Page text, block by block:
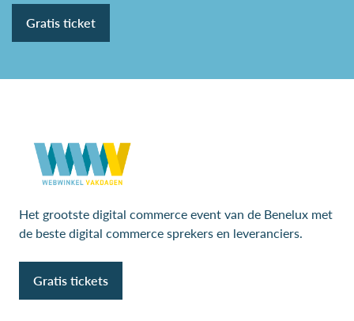
Gratis ticket
Het grootste digital commerce event van de Benelux met
de beste digital commerce sprekers en leveranciers.
Gratis tickets